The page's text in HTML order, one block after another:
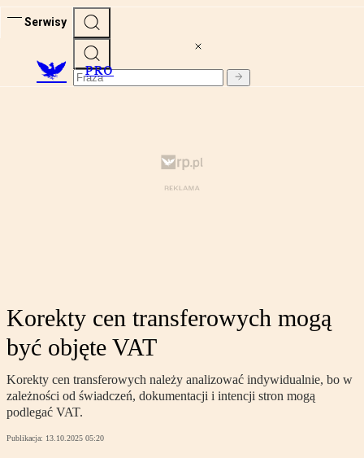
Serwisy
PRO
Korekty cen transferowych mogą
być objęte VAT
Korekty cen transferowych należy analizować indywidualnie, bo w
zależności od świadczeń, dokumentacji i intencji stron mogą
podlegać VAT.
Publikacja: 13.10.2025 05:20